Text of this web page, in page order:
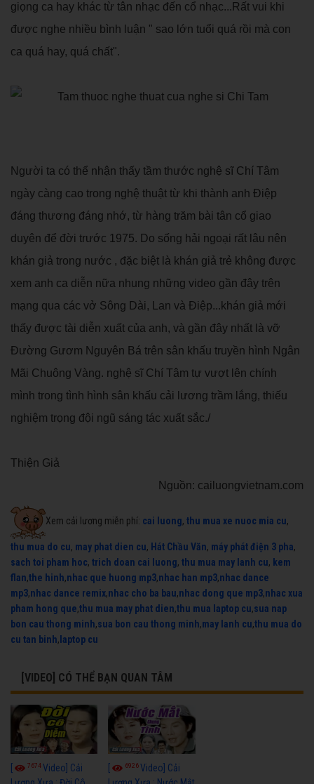
giọng ca hay khác từ tân nhạc đến cổ nhạc...Rất vui khi
được nghe nhiều bình luận " sao lớn tuổi quá rồi mà con
ca quá hay, quá chất".
Người ta có thể nhận thấy tầm thước nghệ sĩ Chí Tâm
ngày càng cao trong nghệ thuật từ khi thành anh Điệp
đáng thương đáng nhớ, từ hàng trăm bài tân cổ giao
duyên để đời trước 1975. Do sống hải ngoại rất lâu nên
khán giả trong nước , đặc biệt là khán giả trẻ không được
xem anh ca diễn nữa nhung những video gần đây trên
mạng qua các vở Sông Dài, Lan và Điệp...khán giả mới
thấy được tài diễn xuất của anh, và gần đây nhất là vỡ
Đường Gươm Nguyên Bá trên sân khấu truyền hình Ngân
Mãi Chuông Vàng. nghệ sĩ Chí Tâm tự vượt lên chính
mình trong tình hình sân khấu cải lương trầm lắng, thiếu
nghiệm trọng đội ngũ sáng tác xuất sắc./
Thiện Giả
Nguồn: cailuongvietnam.com
Xem cải lương miễn phí: cai luong, thu mua xe nuoc mia cu,
thu mua do cu, may phat dien cu, Hát Chầu Văn, máy phát điện 3 pha,
sach toi pham hoc, trich doan cai luong, thu mua may lanh cu, kem
flan,the hinh,nhac que huong mp3,nhac han mp3,nhac dance
mp3,nhac dance remix,nhac cho ba bau,nhac dong que mp3,nhac xua
pham hong que,thu mua may phat dien,thu mua laptop cu,sua nap
bon cau thong minh,sua bon cau thong minh,may lanh cu,thu mua do
cu tan binh, laptop cu
[VIDEO] CÓ THỂ BẠN QUAN TÂM
7674Video] Cải
6926Video] Cải